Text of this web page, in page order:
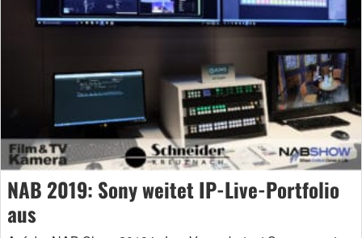
NAB 2019: Sony weitet IP-Live-Portfolio
aus